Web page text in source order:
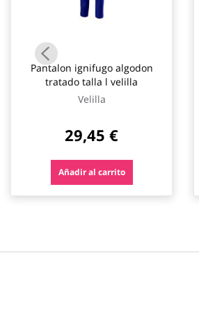
Pantalon ignifugo algodon
tratado talla l velilla
Velilla
29,45 €
Añadir al carrito